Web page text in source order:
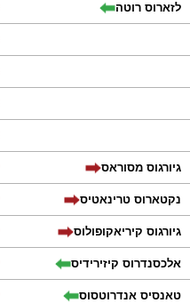
לזארוס רוטה
גיורגוס מסוראס
נקטארוס טרינאטיס
גיורגוס קיריאקופולוס
אלכסנדרוס קיזירידיס
טאנסיס אנדרוטסוס